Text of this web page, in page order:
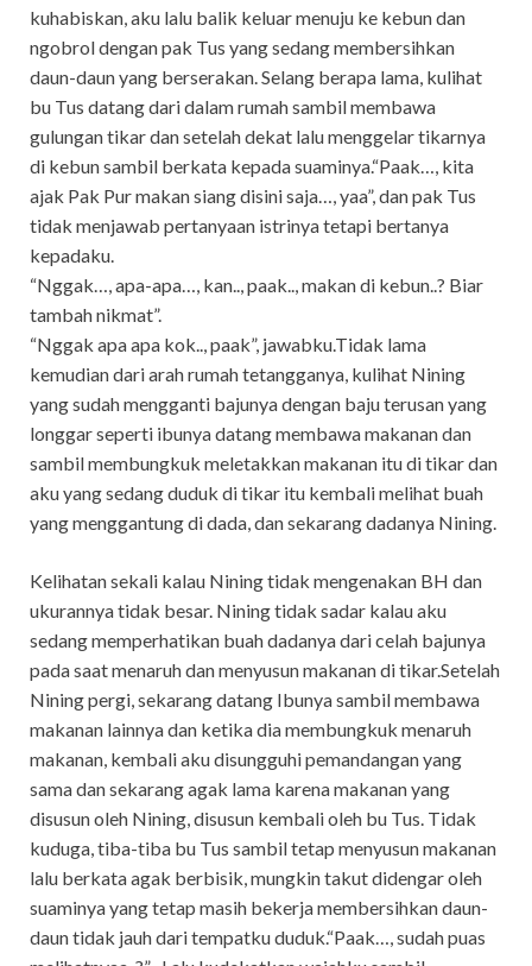
kuhabiskan, aku lalu balik keluar menuju ke kebun dan
ngobrol dengan pak Tus yang sedang membersihkan
daun-daun yang berserakan. Selang berapa lama, kulihat
bu Tus datang dari dalam rumah sambil membawa
gulungan tikar dan setelah dekat lalu menggelar tikarnya
di kebun sambil berkata kepada suaminya.“Paak…, kita
ajak Pak Pur makan siang disini saja…, yaa”, dan pak Tus
tidak menjawab pertanyaan istrinya tetapi bertanya
kepadaku.
“Nggak…, apa-apa…, kan.., paak.., makan di kebun..? Biar
tambah nikmat”.
“Nggak apa apa kok.., paak”, jawabku.Tidak lama
kemudian dari arah rumah tetangganya, kulihat Nining
yang sudah mengganti bajunya dengan baju terusan yang
longgar seperti ibunya datang membawa makanan dan
sambil membungkuk meletakkan makanan itu di tikar dan
aku yang sedang duduk di tikar itu kembali melihat buah
yang menggantung di dada, dan sekarang dadanya Nining.
Kelihatan sekali kalau Nining tidak mengenakan BH dan
ukurannya tidak besar. Nining tidak sadar kalau aku
sedang memperhatikan buah dadanya dari celah bajunya
pada saat menaruh dan menyusun makanan di tikar.Setelah
Nining pergi, sekarang datang Ibunya sambil membawa
makanan lainnya dan ketika dia membungkuk menaruh
makanan, kembali aku disungguhi pemandangan yang
sama dan sekarang agak lama karena makanan yang
disusun oleh Nining, disusun kembali oleh bu Tus. Tidak
kuduga, tiba-tiba bu Tus sambil tetap menyusun makanan
lalu berkata agak berbisik, mungkin takut didengar oleh
suaminya yang tetap masih bekerja membersihkan daun-
daun tidak jauh dari tempatku duduk.“Paak…, sudah puas